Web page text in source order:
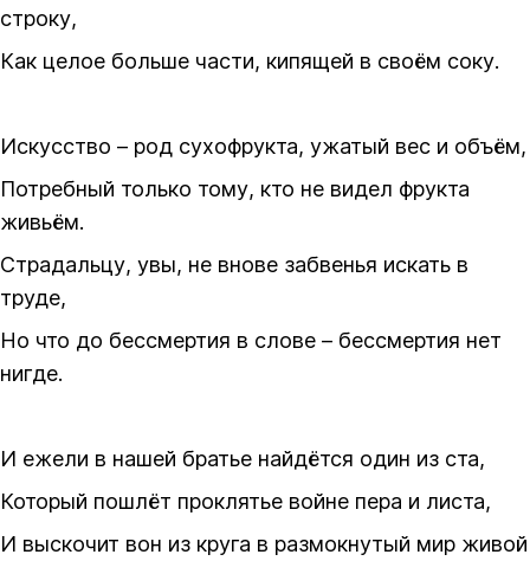
строку,
Как целое больше части, кипящей в своём соку.
Искусство – род сухофрукта, ужатый вес и объём,
Потребный только тому, кто не видел фрукта
живьём.
Страдальцу, увы, не внове забвенья искать в
труде,
Но что до бессмертия в слове – бессмертия нет
нигде.
И ежели в нашей братье найдётся один из ста,
Который пошлёт проклятье войне пера и листа,
И выскочит вон из круга в размокнутый мир живой